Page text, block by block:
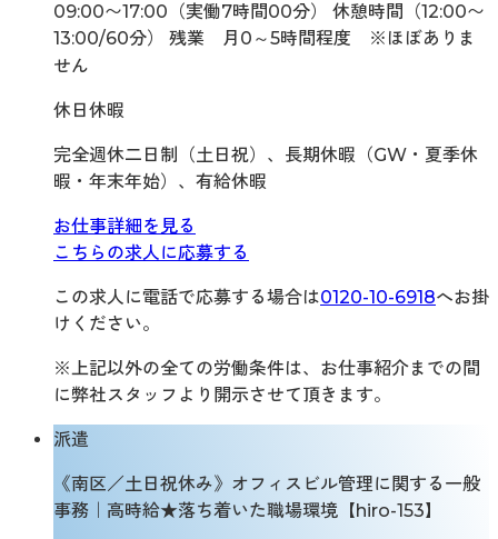
09:00〜17:00（実働7時間00分） 休憩時間（12:00〜
13:00/60分） 残業 月0～5時間程度 ※ほぼありま
せん
休日休暇
完全週休二日制（土日祝）、長期休暇（GW・夏季休
暇・年末年始）、有給休暇
お仕事詳細を見る
こちらの求人に応募する
この求人に電話で応募する場合は0120-10-6918へお掛
けください。
※上記以外の全ての労働条件は、お仕事紹介までの間
に弊社スタッフより開示させて頂きます。
派遣
《南区／土日祝休み》オフィスビル管理に関する一般
事務｜高時給★落ち着いた職場環境【hiro-153】